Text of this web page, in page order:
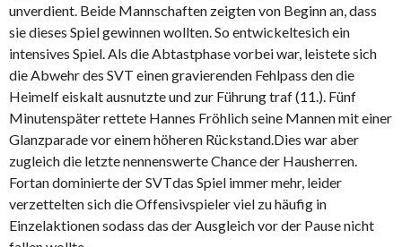
unverdient. Beide Mannschaften zeigten von Beginn an, dass
sie dieses Spiel gewinnen wollten. So entwickeltesich ein
intensives Spiel. Als die Abtastphase vorbei war, leistete sich
die Abwehr des SVT einengravierenden Fehlpass den die
Heimelf eiskalt ausnutzte und zur Führung traf (11.). Fünf
Minutenspäter rettete Hannes Fröhlich seine Mannen mit einer
Glanzparade vor einem höheren Rückstand. Dies war aber
zugleich die letzte nennenswerte Chance der Hausherren.
Fortan dominierte der SVTdas Spiel immer mehr, leider
verzettelten sich die Offensivspieler viel zu häufig in
Einzelaktionen sodass das der Ausgleich vor der Pause nicht